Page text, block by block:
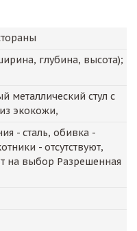
глубина, высота);
металлический стул с
экокожи,
- сталь, обивка -
- отсутствуют,
на выбор Разрешенная